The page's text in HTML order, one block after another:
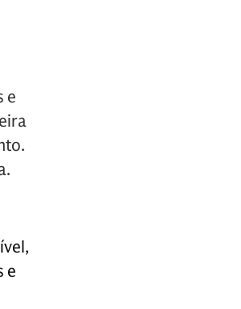
e
e